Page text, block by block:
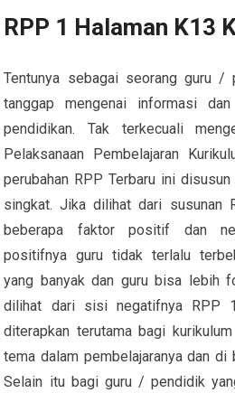
RPP 1 Halaman K13
Tentunya sebagai seorang guru /
tanggap mengenai informasi
pendidikan. Tak terkecuali
Pelaksanaan Pembelajaran
perubahan RPP Terbaru ini
singkat. Jika dilihat dari susunan
beberapa faktor positif dan
positifnya guru tidak terlalu
yang banyak dan guru bisa lebih
dilihat dari sisi negatifnya RPP
diterapkan terutama bagi
tema dalam pembelajaranya dan di
Selain itu bagi guru / pendidik